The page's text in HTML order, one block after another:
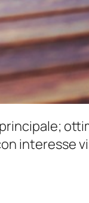
interesse